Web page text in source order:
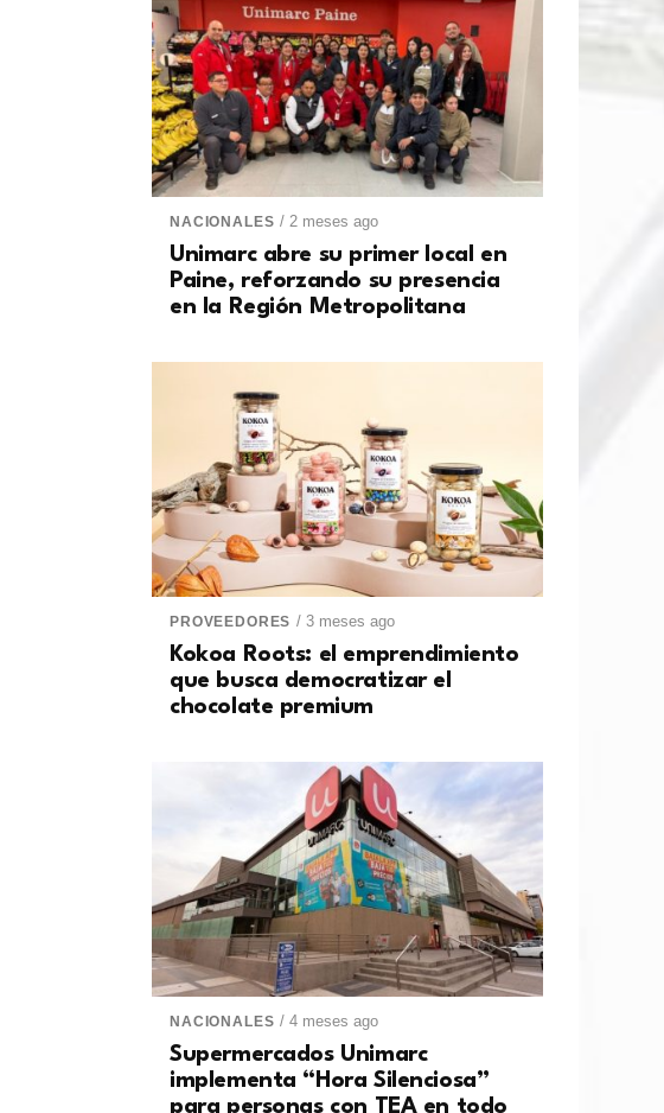
NACIONALES / 2 meses ago
Unimarc abre su primer local en
Paine, reforzando su presencia
en la Región Metropolitana
PROVEEDORES / 3 meses ago
Kokoa Roots: el emprendimiento
que busca democratizar el
chocolate premium
NACIONALES / 4 meses ago
Supermercados Unimarc
implementa “Hora Silenciosa”
para personas con TEA en todo